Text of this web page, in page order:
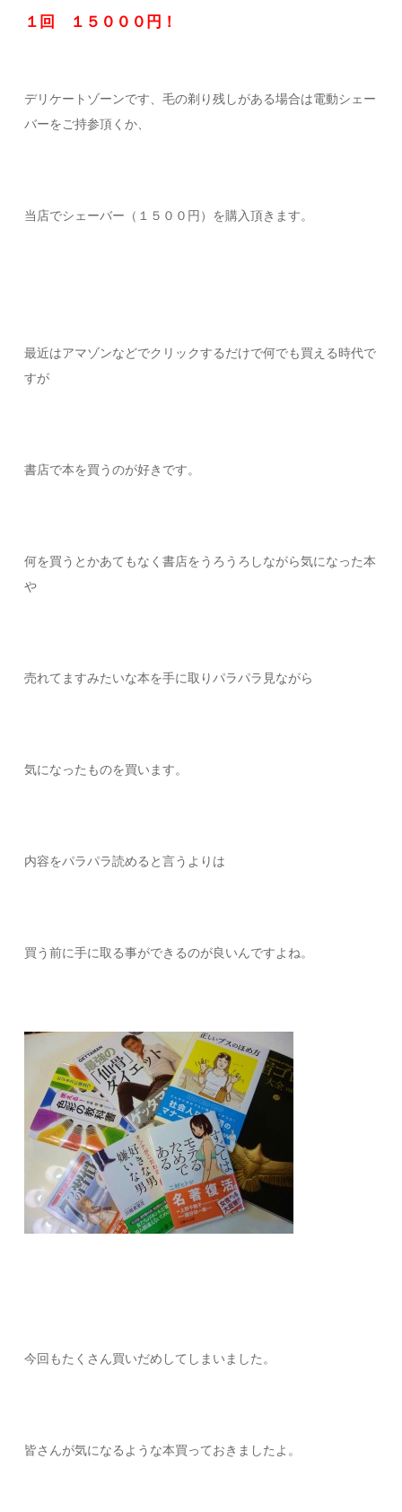
１回 １５０００円！
デリケートゾーンです、毛の剃り残しがある場合は電動シェー
バーをご持参頂くか、
当店でシェーバー（１５００円）を購入頂きます。
最近はアマゾンなどでクリックするだけで何でも買える時代で
すが
書店で本を買うのが好きです。
何を買うとかあてもなく書店をうろうろしながら気になった本
や
売れてますみたいな本を手に取りパラパラ見ながら
気になったものを買います。
内容をパラパラ読めると言うよりは
買う前に手に取る事ができるのが良いんですよね。
今回もたくさん買いだめしてしまいました。
皆さんが気になるような本買っておきましたよ。